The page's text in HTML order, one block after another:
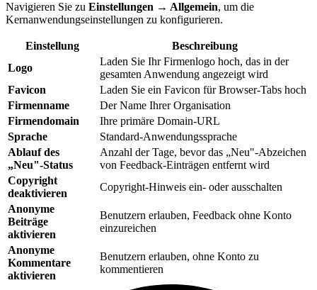
Navigieren Sie zu Einstellungen → Allgemein, um die
Kernanwendungseinstellungen zu konfigurieren.
Einstellung
Beschreibung
Logo
Laden Sie Ihr Firmenlogo hoch, das in der
gesamten Anwendung angezeigt wird
Favicon
Laden Sie ein Favicon für Browser-Tabs hoch
Firmenname
Der Name Ihrer Organisation
Firmendomain
Ihre primäre Domain-URL
Sprache
Standard-Anwendungssprache
Ablauf des
„Neu"-Status
Anzahl der Tage, bevor das „Neu"-Abzeichen
von Feedback-Einträgen entfernt wird
Copyright
deaktivieren
Copyright-Hinweis ein- oder ausschalten
Anonyme
Beiträge
aktivieren
Benutzern erlauben, Feedback ohne Konto
einzureichen
Anonyme
Kommentare
aktivieren
Benutzern erlauben, ohne Konto zu
kommentieren